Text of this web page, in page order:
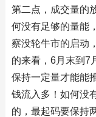
第二点，成交量的
何没有足够的量能
察没轮牛市的启动
的来看，6月末到7
保持一定量才能能
钱流入多！如何没
的，最起码要保持